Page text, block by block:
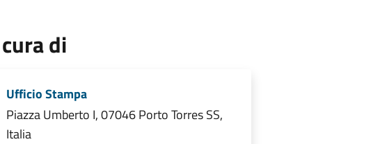
di
Ufficio Stampa
Piazza Umberto I, 07046 Porto Torres SS,
Italia